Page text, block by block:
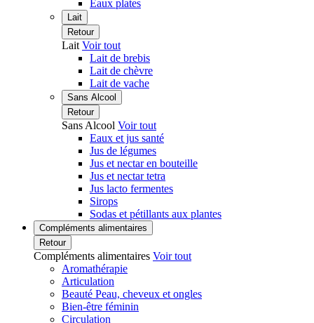
Eaux plates
Lait
Retour
Lait Voir tout
Lait de brebis
Lait de chèvre
Lait de vache
Sans Alcool
Retour
Sans Alcool Voir tout
Eaux et jus santé
Jus de légumes
Jus et nectar en bouteille
Jus et nectar tetra
Jus lacto fermentes
Sirops
Sodas et pétillants aux plantes
Compléments alimentaires
Retour
Compléments alimentaires Voir tout
Aromathérapie
Articulation
Beauté Peau, cheveux et ongles
Bien-être féminin
Circulation